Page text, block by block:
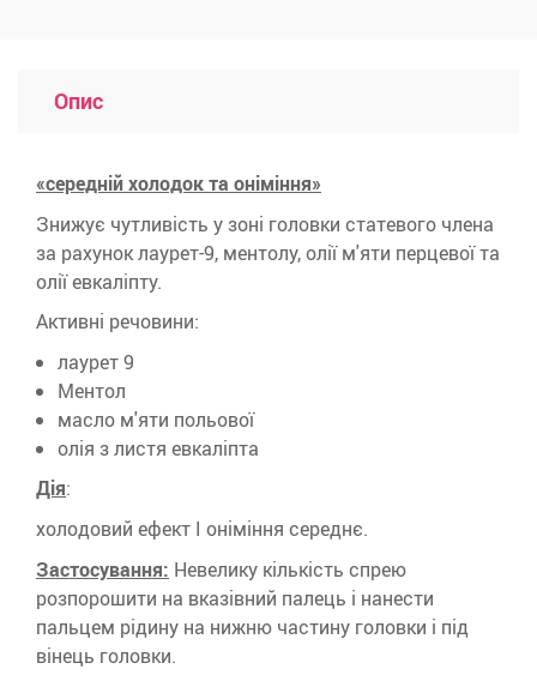
Опис
«середній холодок та оніміння»
Знижує чутливість у зоні головки статевого члена
за рахунок лаурет-9, ментолу, олії м'яти перцевої та
олії евкаліпту.
Активні речовини:
лаурет 9
Ментол
масло м'яти польової
олія з листя евкаліпта
Дія:
холодовий ефект І оніміння середнє.
Застосування: Невелику кількість спрею
розпорошити на вказівний палець і нанести
пальцем рідину на нижню частину головки і під
вінець головки.